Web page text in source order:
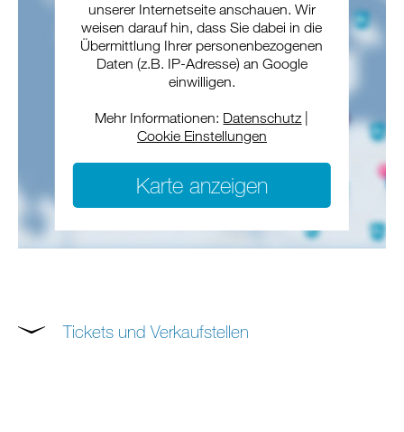
unserer Internetseite anschauen. Wir
weisen darauf hin, dass Sie dabei in die
Übermittlung Ihrer personenbezogenen
Daten (z.B. IP-Adresse) an Google
einwilligen.
Mehr Informationen: Datenschutz
Cookie Einstellungen
Karte anzeigen
Tickets und Verkaufstellen